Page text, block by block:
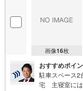
画像16枚
おすすめポイ
駐車スペース
宅 主寝室に